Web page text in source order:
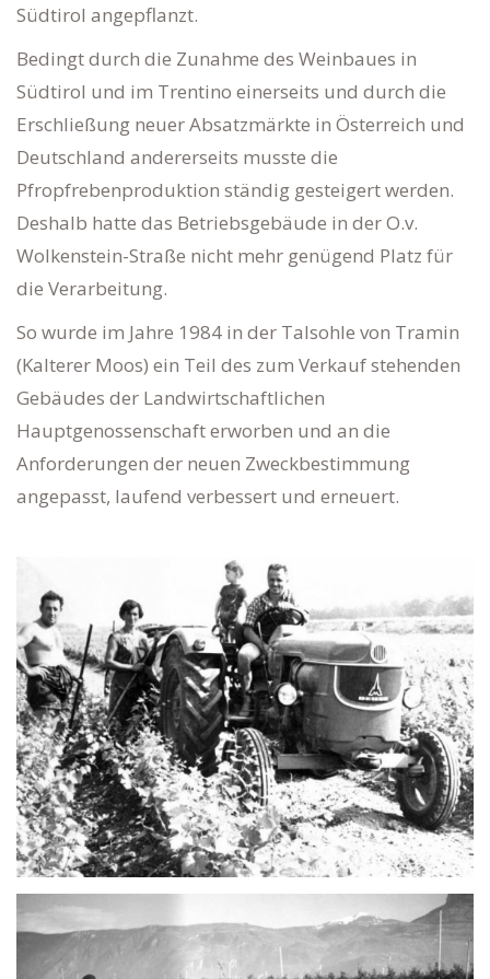
Südtirol angepflanzt.
Bedingt durch die Zunahme des Weinbaues in
Südtirol und im Trentino einerseits und durch die
Erschließung neuer Absatzmärkte in Österreich und
Deutschland andererseits musste die
Pfropfrebenproduktion ständig gesteigert werden.
Deshalb hatte das Betriebsgebäude in der O.v.
Wolkenstein-Straße nicht mehr genügend Platz für
die Verarbeitung.
So wurde im Jahre 1984 in der Talsohle von Tramin
(Kalterer Moos) ein Teil des zum Verkauf stehenden
Gebäudes der Landwirtschaftlichen
Hauptgenossenschaft erworben und an die
Anforderungen der neuen Zweckbestimmung
angepasst, laufend verbessert und erneuert.